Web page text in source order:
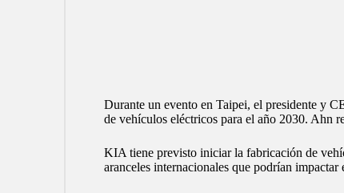
Durante un evento en Taipei, el presidente y
de vehículos eléctricos para el año 2030. Ahn
KIA tiene previsto iniciar la fabricación de
aranceles internacionales que podrían